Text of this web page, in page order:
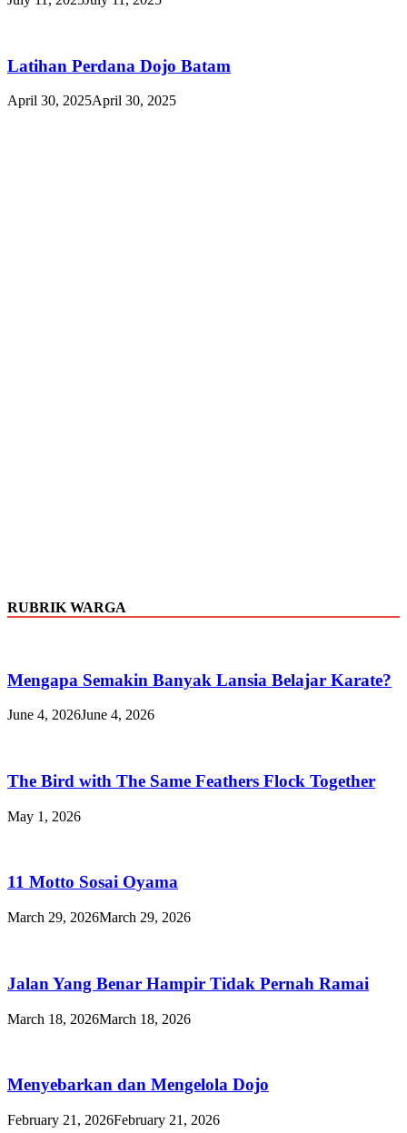
Latihan Perdana Dojo Batam
April 30, 2025April 30, 2025
RUBRIK WARGA
Mengapa Semakin Banyak Lansia Belajar Karate?
June 4, 2026June 4, 2026
The Bird with The Same Feathers Flock Together
May 1, 2026
11 Motto Sosai Oyama
March 29, 2026March 29, 2026
Jalan Yang Benar Hampir Tidak Pernah Ramai
March 18, 2026March 18, 2026
Menyebarkan dan Mengelola Dojo
February 21, 2026February 21, 2026